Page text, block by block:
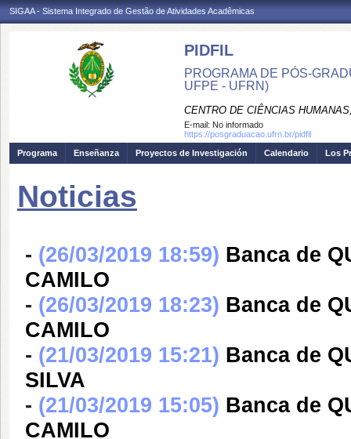
SIGAA - Sistema Integrado de Gestão de Atividades Acadêmicas
PIDFIL
PROGRAMA DE PÓS-
UFPE - UFRN)
CENTRO DE CIÊNCIAS
E-mail: No informado
https://posgraduacao.ufrn.br/pidfil
Programa
Enseñanza Proyectos de Investigación Calendario Los
Noticias
- (26/03/2019 18:59) Banca de
CAMILO
- (26/03/2019 18:23) Banca de
CAMILO
- (21/03/2019 15:21) Banca de
SILVA
- (21/03/2019 15:05) Banca de
CAMILO